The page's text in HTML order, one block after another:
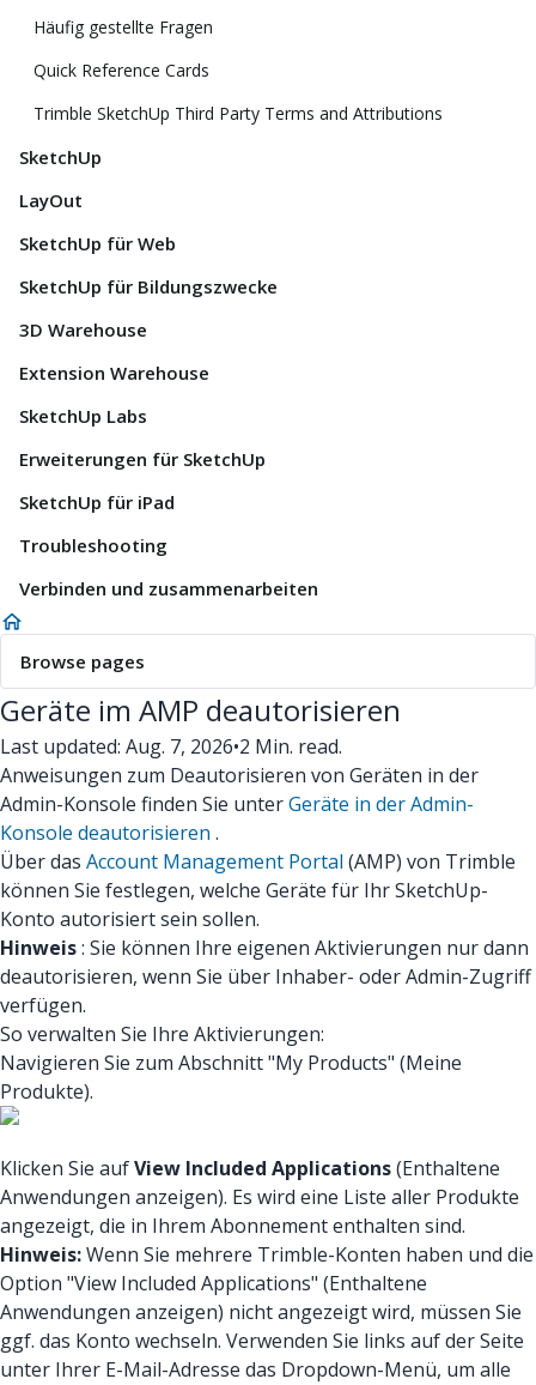
Häufig gestellte Fragen
Quick Reference Cards
Trimble SketchUp Third Party Terms and Attributions
SketchUp
LayOut
SketchUp für Web
SketchUp für Bildungszwecke
3D Warehouse
Extension Warehouse
SketchUp Labs
Erweiterungen für SketchUp
SketchUp für iPad
Troubleshooting
Verbinden und zusammenarbeiten
Browse pages
Geräte im AMP deautorisieren
Last updated: Aug. 7, 2026•2 Min. read.
Anweisungen zum Deautorisieren von Geräten in der
Admin-Konsole finden Sie unterGeräte in der Admin-
Konsole deautorisieren .
Über das Account Management Portal (AMP) von Trimble
können Sie festlegen, welche Geräte für Ihr SketchUp-
Konto autorisiert sein sollen.
Hinweis: Sie können Ihre eigenen Aktivierungen nur dann
deautorisieren, wenn Sie über Inhaber- oder Admin-Zugriff
verfügen.
So verwalten Sie Ihre Aktivierungen:
Navigieren Sie zum Abschnitt "My Products" (Meine
Produkte).
Klicken Sie aufView Included Applications(Enthaltene
Anwendungen anzeigen). Es wird eine Liste aller Produkte
angezeigt, die in Ihrem Abonnement enthalten sind.
Hinweis:Wenn Sie mehrere Trimble-Konten haben und die
Option "View Included Applications" (Enthaltene
Anwendungen anzeigen) nicht angezeigt wird, müssen Sie
ggf. das Konto wechseln. Verwenden Sie links auf der Seite
unter Ihrer E-Mail-Adresse das Dropdown-Menü, um alle